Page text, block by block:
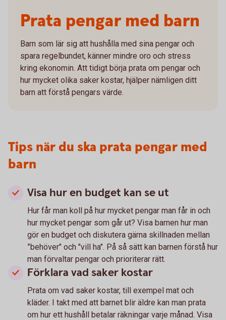
Prata pengar med barn
Barn som lär sig att hushålla med sina pengar och
spara regelbundet, känner mindre oro och stress
kring ekonomin. Att tidigt börja prata om pengar och
hur mycket olika saker kostar, hjälper nämligen ditt
barn att förstå pengars värde.
Tips när du ska prata pengar med
barn
Visa hur en budget kan se ut
Hur får man koll på hur mycket pengar man får in och
hur mycket pengar som går ut? Visa barnen hur man
gör en budget och diskutera gärna skillnaden mellan
”behöver" och "vill ha". På så sätt kan barnen förstå hur
man förvaltar pengar och prioriterar rätt.
Förklara vad saker kostar
Prata om vad saker kostar, till exempel mat och
kläder. I takt med att barnet blir äldre kan man prata
om hur ett hushåll betalar räkningar varje månad. Visa